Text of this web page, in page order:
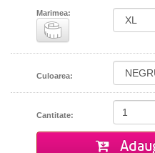
Marimea:
Culoarea:
Cantitate: